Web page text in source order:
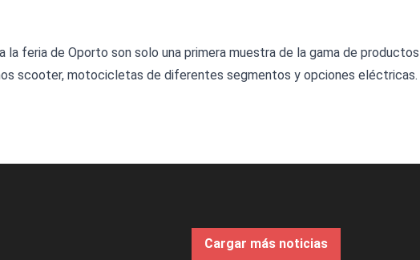
feria de Oporto son solo una primera muestra de la gama de
scooter, motocicletas de diferentes segmentos y opciones eléctricas.
Cargar más noticias